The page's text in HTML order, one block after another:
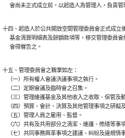
會尚未正式成立前，以起造人為管理人，負責
十四、起造人於公共開放空間管理委員會正式成立
基金清算明細表及餘額款項等，移交管理委員
      會得催告之。
十五、管理委員會之職掌如左：
    （一）所有權人會議決議事項之執行。
    （二）定期會議及臨時會之召集。
（三）管理維護基金及其他收入之收取、保管及
（四）預算、會計、決算及其他管理事項之研擬
    （五）管理人員之雇用、監督。
（六）共有及共用部分之清潔、維護、修繕等事
（七）共同事務興革事項之建議、糾紛及違規情